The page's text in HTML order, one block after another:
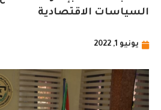
السياسات الاقتصادية
يونيو 1, 2022